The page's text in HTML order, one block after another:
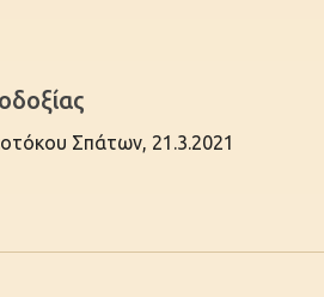
Σπάτων, 21.3.2021